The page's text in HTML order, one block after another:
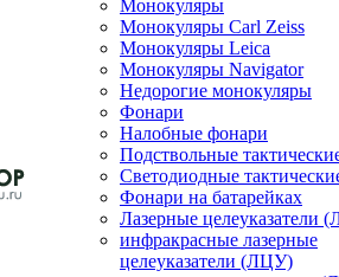
Монокуляры
Монокуляры Carl Zeiss
Монокуляры Leica
Монокуляры Navigator
Недорогие монокуляры
Фонари
Налобные фонари
Подствольные
Светодиодные
Фонари на батарейках
Лазерные целеуказатели
инфракрасные лазерные
целеуказатели (ЛЦУ)